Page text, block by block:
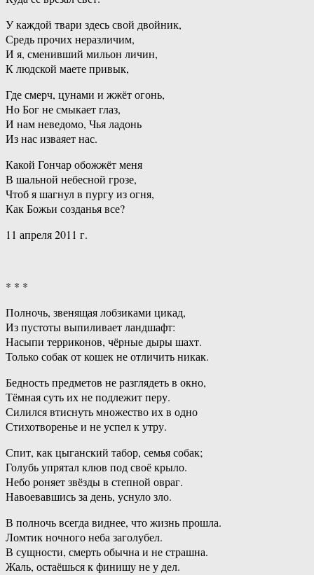
У каждой твари здесь свой двойник,
Средь прочих неразличим,
И я, сменивший мильон личин,
К людской маете привык,
Где смерч, цунами и жжёт огонь,
Но Бог не смыкает глаз,
И нам неведомо, Чья ладонь
Из нас изваяет нас.
Какой Гончар обожжёт меня
В шальной небесной грозе,
Чтоб я шагнул в пургу из огня,
Как Божьи созданья все?
11 апреля 2011 г.
* * *
Полночь, звенящая лобзиками цикад,
Из пустоты выпиливает ландшафт:
Насыпи терриконов, чёрные дыры шахт.
Только собак от кошек не отличить никак.
Бедность предметов не разглядеть в окно,
Тёмная суть их не подлежит перу.
Силился втиснуть множество их в одно
Стихотворенье и не успел к утру.
Спит, как цыганский табор, семья собак;
Голубь упрятал клюв под своё крыло.
Небо роняет звёзды в степной овраг.
Навоевавшись за день, уснуло зло.
В полночь всегда виднее, что жизнь прошла.
Ломтик ночного неба заголубел.
В сущности, смерть обычна и не страшна.
Жаль, остаёшься к финишу не у дел.